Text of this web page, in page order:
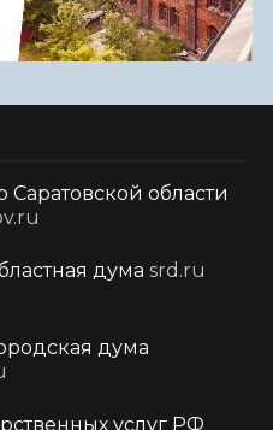
Саратовской области
дума srd.ru
дума
услуг РФ